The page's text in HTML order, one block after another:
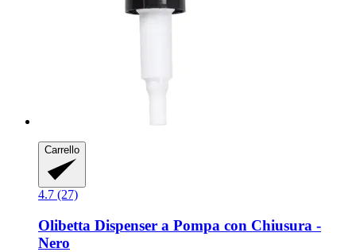
Carrello
4.7 (27)
Olibetta Dispenser a Pompa con Chiusura -​
Nero